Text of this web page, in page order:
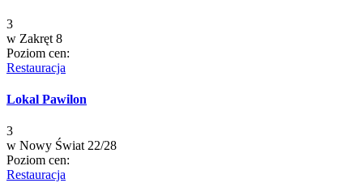
3
w Zakręt 8
Poziom cen:
Restauracja
Lokal Pawilon
3
w Nowy Świat 22/28
Poziom cen:
Restauracja